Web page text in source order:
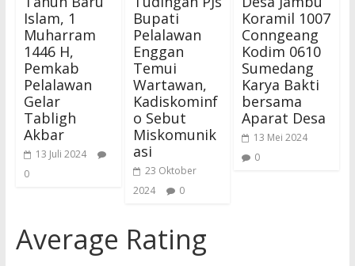
Islam, 1
Muharram
1446 H,
Pemkab
Pelalawan
Gelar
Tabligh
Akbar
13 Juli 2024
0
Bupati
Pelalawan
Enggan
Temui
Wartawan,
Kadiskominf
o Sebut
Miskomunik
asi
23 Oktober
2024
0
Koramil 1007
Conngeang
Kodim 0610
Sumedang
Karya Bakti
bersama
Aparat Desa
13 Mei 2024
0
Average Rating